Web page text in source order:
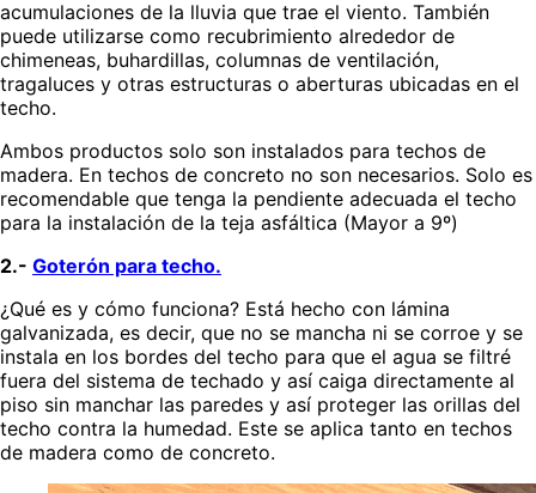
acumulaciones de la lluvia que trae el viento. También
puede utilizarse como recubrimiento alrededor de
chimeneas, buhardillas, columnas de ventilación,
tragaluces y otras estructuras o aberturas ubicadas en el
techo.
Ambos productos solo son instalados para techos de
madera. En techos de concreto no son necesarios. Solo es
recomendable que tenga la pendiente adecuada el techo
para la instalación de la teja asfáltica (Mayor a 9º)
2.- Goterón para techo.
¿Qué es y cómo funciona? Está hecho con lámina
galvanizada, es decir, que no se mancha ni se corroe y se
instala en los bordes del techo para que el agua se filtré
fuera del sistema de techado y así caiga directamente al
piso sin manchar las paredes y así proteger las orillas del
techo contra la humedad. Este se aplica tanto en techos
de madera como de concreto.